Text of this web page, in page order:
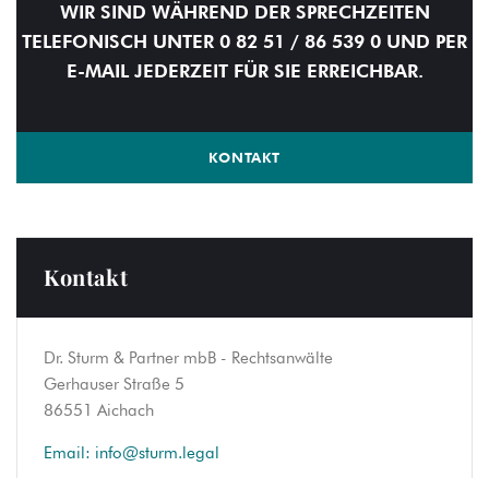
WIR SIND WÄHREND DER SPRECHZEITEN
TELEFONISCH UNTER 0 82 51 / 86 539 0 UND PER
E-MAIL JEDERZEIT FÜR SIE ERREICHBAR.
KONTAKT
Kontakt
Dr. Sturm & Partner mbB - Rechtsanwälte
Gerhauser Straße 5
86551 Aichach
Email: info@sturm.legal